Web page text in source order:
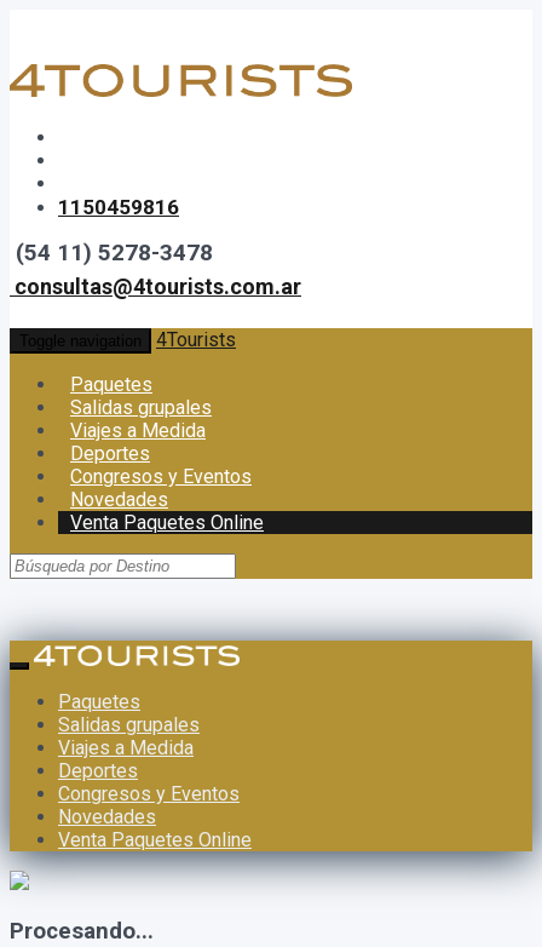
1150459816
(54 11) 5278-3478
consultas@4tourists.com.ar
Toggle navigation
4Tourists
Paquetes
Salidas grupales
Viajes a Medida
Deportes
Congresos y Eventos
Novedades
Venta Paquetes Online
Paquetes
Salidas grupales
Viajes a Medida
Deportes
Congresos y Eventos
Novedades
Venta Paquetes Online
Procesando...